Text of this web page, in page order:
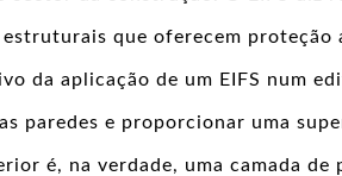
que oferecem proteção
da aplicação de um EIFS num
paredes e proporcionar uma
é, na verdade, uma camada